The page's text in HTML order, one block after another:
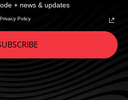
+ news & updates
Policy